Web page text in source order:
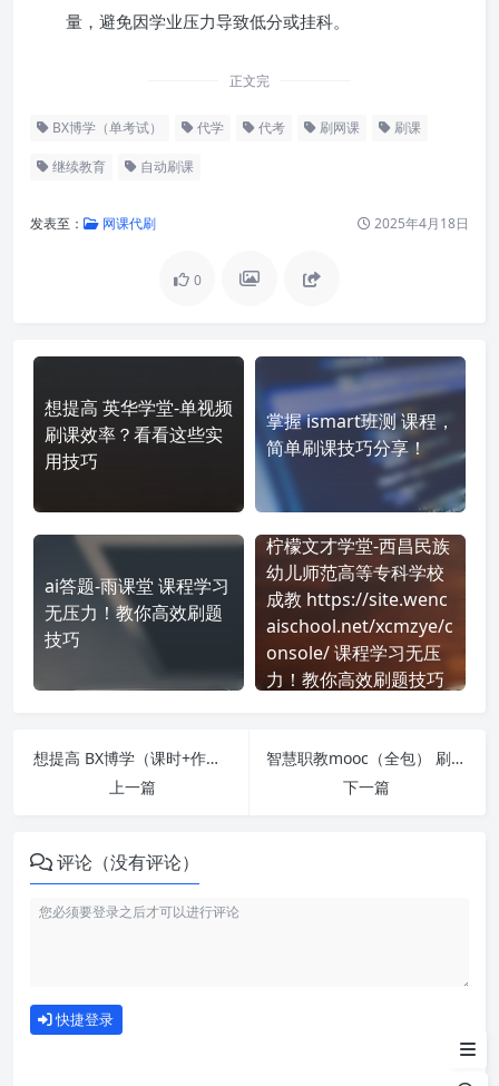
量，避免因学业压力导致低分或挂科。
正文完
BX博学（单考试） 代学 代考 刷网课 刷课
继续教育 自动刷课
发表至： 网课代刷 2025年4月18日
0
想提高 英华学堂-单视频
刷课效率？看看这些实
用技巧
掌握 ismart班测 课程，
简单刷课技巧分享！
ai答题-雨课堂 课程学习
无压力！教你高效刷题
技巧
柠檬文才学堂-西昌民族
幼儿师范高等专科学校
成教 https://site.wenc
aischool.net/xcmzye/c
onsole/ 课程学习无压
力！教你高效刷题技巧
想提高 BX博学（课时+作业） 刷课效率？看看这些实用技巧
上一篇
智慧职教mooc（全包） 刷课也能轻松过！简单技巧大公开
下一篇
评论（没有评论）
快捷登录